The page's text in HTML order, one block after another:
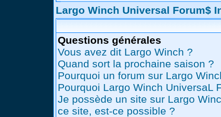
Largo Winch Universal Forum$
Questions générales
Vous avez dit Largo Winch ?
Quand sort la prochaine saison ?
Pourquoi un forum sur Largo
Pourquoi Largo Winch UniversaL
Je possède un site sur Largo
ce site, est-ce possible ?